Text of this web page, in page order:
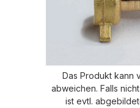
Das Produkt kann
abweichen. Falls
ist evtl.